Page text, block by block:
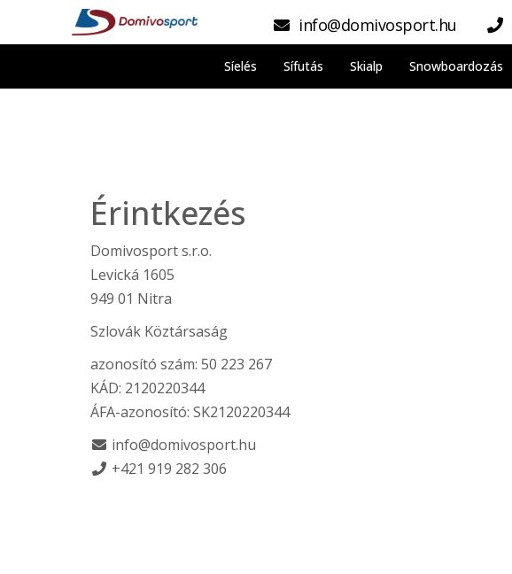
info@domivosport.hu
Síelés Sífutás Skialp Snowboardozás
Érintkezés
Domivosport s.r.o.
Levická 1605
949 01 Nitra
Szlovák Köztársaság
azonosító szám: 50 223 267
KÁD: 2120220344
ÁFA-azonosító: SK2120220344
info@domivosport.hu
+421 919 282 306